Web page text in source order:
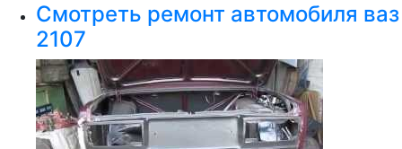
Смотреть ремонт автомобиля ваз
2107